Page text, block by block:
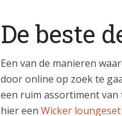
De beste
Een van de manieren
door online op zoek te
een ruim assortiment van
hier een Wicker